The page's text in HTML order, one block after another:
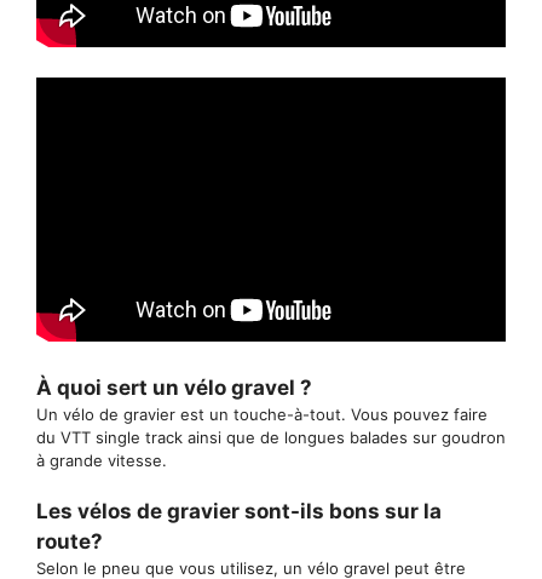
À quoi sert un vélo gravel ?
Un vélo de gravier est un touche-à-tout. Vous pouvez faire
du VTT single track ainsi que de longues balades sur goudron
à grande vitesse.
Les vélos de gravier sont-ils bons sur la
route?
Selon le pneu que vous utilisez, un vélo gravel peut être